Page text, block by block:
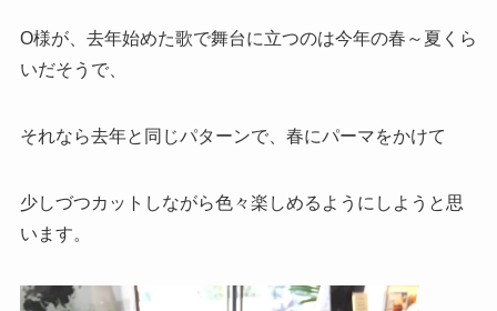
O様が、去年始めた歌で舞台に立つのは今年の春～夏くら
いだそうで、
それなら去年と同じパターンで、春にパーマをかけて
少しづつカットしながら色々楽しめるようにしようと思
います。